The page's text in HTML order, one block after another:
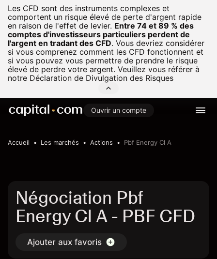
Les CFD sont des instruments complexes et
comportent un risque élevé de perte d'argent rapide
en raison de l'effet de levier. Entre 74 et 89 % des
comptes d'investisseurs particuliers perdent de
l'argent en tradant des CFD. Vous devriez considérer
si vous comprenez comment les CFD fonctionnent et
si vous pouvez vous permettre de prendre le risque
élevé de perdre votre argent. Veuillez vous référer à
notre Déclaration de Divulgation des Risques
Ouvrir un compte
Accueil Les marchés Actions Pbf Energy Cl A
Négociation Pbf
Energy Cl A - PBF CFD
Ajouter aux favoris